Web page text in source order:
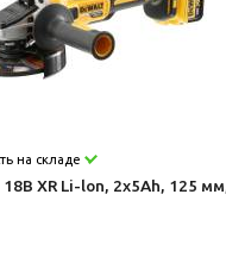
на складе
18В XR Li-lon, 2x5Ah, 125